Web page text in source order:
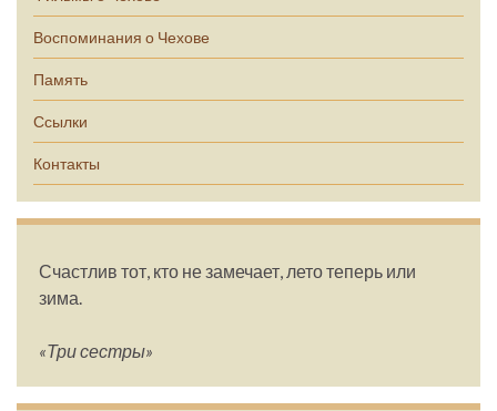
Воспоминания о Чехове
Память
Ссылки
Контакты
Счастлив тот, кто не замечает, лето теперь или
зима.
«Три сестры»